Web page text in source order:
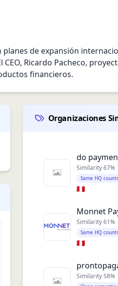
de expansión
Ricardo Pacheco,
financieros.
Organizaciones
do
Similarity67%
Same HQ
🇵🇪
Monnet
Similarity61%
Same HQ
🇵🇪
Similarity 58%